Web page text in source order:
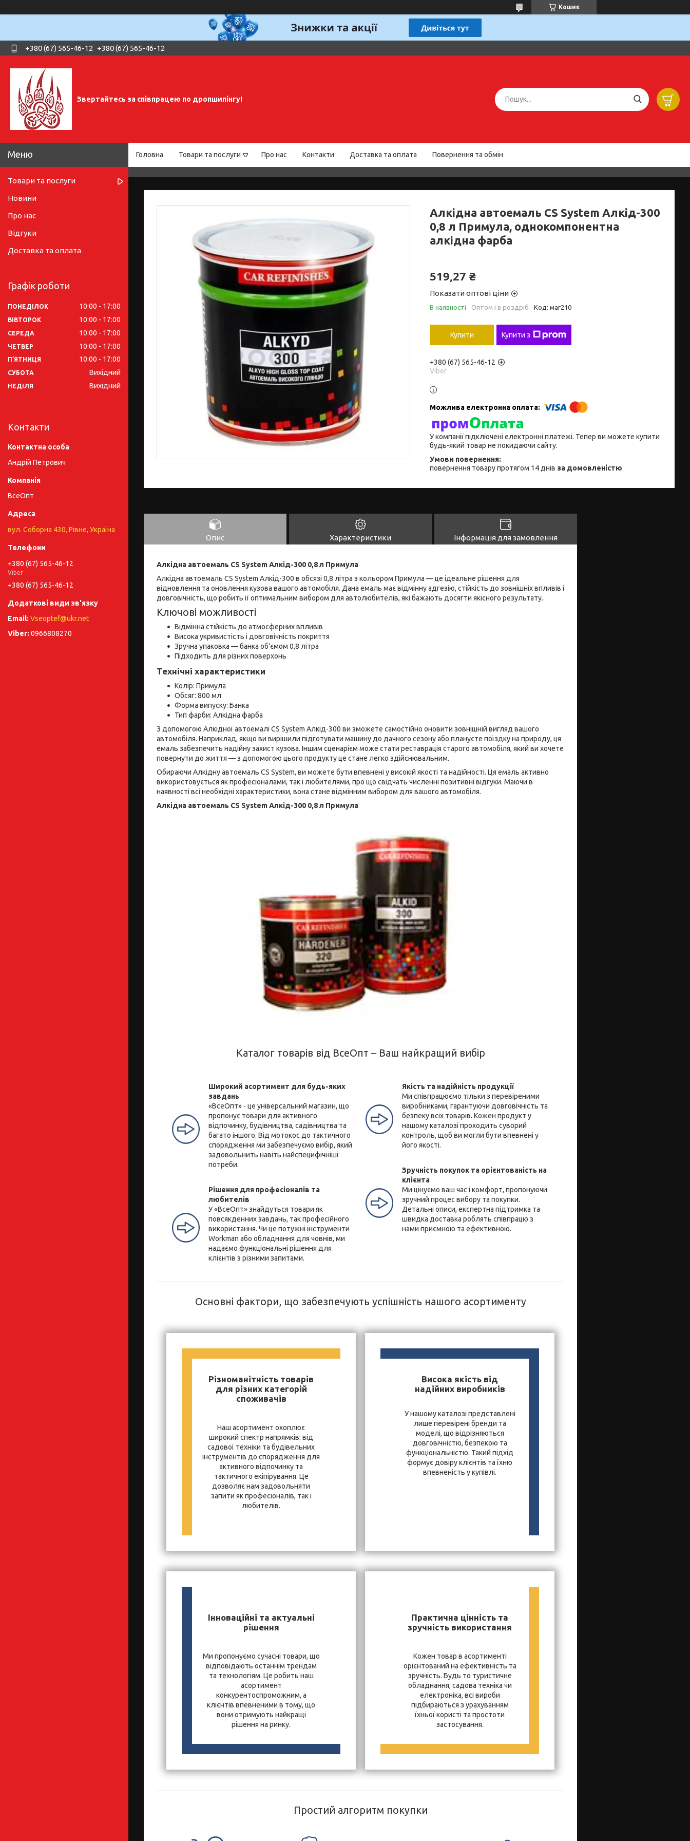
Кошик
+380 (67) 565-46-12 +380 (67) 565-46-12
Звертайтесь за співпрацею по дропшипінгу!
Головна Товари та послуги Про нас Контакти Доставка та оплата Повернення та обмін
Алкідна автоемаль CS System Алкід-300
0,8 л Примула, однокомпонентна
алкідна фарба
519,27 ₴
Показати оптові ціни
В наявності Оптом і в роздріб Код: маг210
Купити Купити з
+380 (67) 565-46-12
Viber
У компанії підключені електронні платежі. Тепер ви можете купити
будь-який товар не покидаючи сайту.
повернення товару протягом 14 днів за домовленістю
Опис Характеристики Інформація для замовлення
Алкідна автоемаль CS System Алкід-300 0,8 л Примула
Алкідна автоемаль CS System Алкід-300 в обсязі 0,8 літра з кольором Примула — це ідеальне рішення для
відновлення та оновлення кузова вашого автомобіля. Дана емаль має відмінну адгезію, стійкість до зовнішніх впливів і
довговічність, що робить її оптимальним вибором для автолюбителів, які бажають досягти якісного результату.
Ключові можливості
Відмінна стійкість до атмосферних впливів
Висока укривистість і довговічність покриття
Зручна упаковка — банка об'ємом 0,8 літра
Підходить для різних поверхонь
Технічні характеристики
Колір: Примула
Обсяг: 800 мл
Форма випуску: Банка
Тип фарби: Алкідна фарба
З допомогою Алкідної автоемалі CS System Алкід-300 ви зможете самостійно оновити зовнішній вигляд вашого
автомобіля. Наприклад, якщо ви вирішили підготувати машину до дачного сезону або плануєте поїздку на природу, ця
емаль забезпечить надійну захист кузова. Іншим сценарієм може стати реставрація старого автомобіля, який ви хочете
повернути до життя — з допомогою цього продукту це стане легко здійснювальним.
Обираючи Алкідну автоемаль CS System, ви можете бути впевнені у високій якості та надійності. Ця емаль активно
використовується як професіоналами, так і любителями, про що свідчать численні позитивні відгуки. Маючи в
наявності всі необхідні характеристики, вона стане відмінним вибором для вашого автомобіля.
Алкідна автоемаль CS System Алкід-300 0,8 л Примула
Каталог товарів від ВсеОпт – Ваш найкращий вибір
Широкий асортимент для будь-яких
завдань
«ВсеОпт» - це універсальний магазин, що
пропонує товари для активного
відпочинку, будівництва, садівництва та
багато іншого. Від мотокос до тактичного
спорядження ми забезпечуємо вибір, який
задовольнить навіть найспецифічніші
потреби.
Рішення для професіоналів та
любителів
У «ВсеОпт» знайдуться товари як
повсякденних завдань, так професійного
використання. Чи це потужні інструменти
Workman або обладнання для човнів, ми
надаємо функціональні рішення для
клієнтів з різними запитами.
Якість та надійність продукції
Ми співпрацюємо тільки з перевіреними
виробниками, гарантуючи довговічність та
безпеку всіх товарів. Кожен продукт у
нашому каталозі проходить суворий
контроль, щоб ви могли бути впевнені у
його якості.
Зручність покупок та орієнтованість на
клієнта
Ми цінуємо ваш час і комфорт, пропонуючи
зручний процес вибору та покупки.
Детальні описи, експертна підтримка та
швидка доставка роблять співпрацю з
нами приємною та ефективною.
Основні фактори, що забезпечують успішність нашого асортименту
Різноманітність товарів
для різних категорій
споживачів
Наш асортимент охоплює
широкий спектр напрямків: від
садової техніки та будівельних
інструментів до спорядження для
активного відпочинку та
тактичного екіпірування. Це
дозволяє нам задовольняти
запити як професіоналів, так і
любителів.
Висока якість від
надійних виробників
У нашому каталозі представлені
лише перевірені бренди та
моделі, що відрізняються
довговічністю, безпекою та
функціональністю. Такий підхід
формує довіру клієнтів та їхню
впевненість у купівлі.
Інноваційні та актуальні
рішення
Ми пропонуємо сучасні товари, що
відповідають останнім трендам
та технологіям. Це робить наш
асортимент
конкурентоспроможним, а
клієнтів впевненими в тому, що
вони отримують найкращі
рішення на ринку.
Практична цінність та
зручність використання
Кожен товар в асортименті
орієнтований на ефективність та
зручність. Будь то туристичне
обладнання, садова техніка чи
електроніка, всі вироби
підбираються з урахуванням
їхньої користі та простоти
застосування.
Простий алгоритм покупки
Товари та послуги
Новини
Про нас
Відгуки
Доставка та оплата
Графік роботи
ПОНЕДІЛОК 10:00 17:00
ВІВТОРОК 10:00 17:00
СЕРЕДА 10:00 17:00
ЧЕТВЕР 10:00 17:00
ПʼЯТНИЦЯ 10:00 17:00
СУБОТА Вихідний
НЕДІЛЯ Вихідний
Контакти
Андрій Петрович
ВсеОпт
вул. Соборна 430, Рівне, Україна
+380 (67) 565-46-12
Viber
+380 (67) 565-46-12
Vseoptef@ukr.net
0966808270